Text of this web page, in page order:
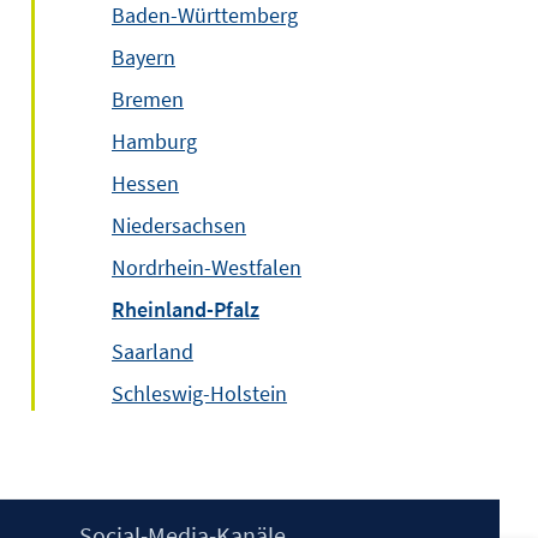
Baden-Württemberg
Bayern
Bremen
Hamburg
Hessen
Niedersachsen
Nordrhein-Westfalen
Rheinland-Pfalz
Saarland
Schleswig-Holstein